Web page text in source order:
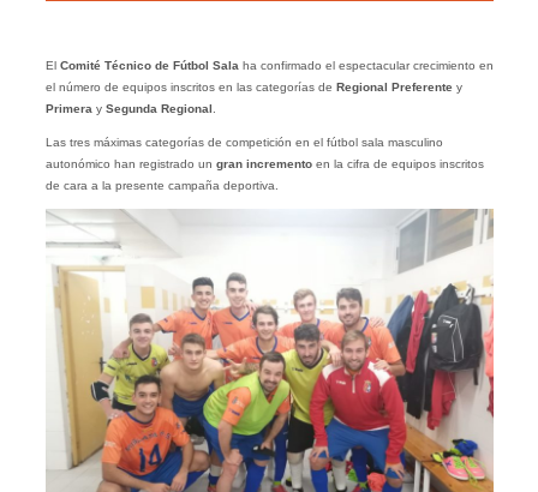
El Comité Técnico de Fútbol Sala ha confirmado el espectacular crecimiento en
el número de equipos inscritos en las categorías de Regional Preferentey
Primera y Segunda Regional
Las tres máximas categorías de competición en el fútbol sala masculino
autonómico han registrado un gran incrementoen la cifra de equipos inscritos
de cara a la presente campaña deportiva.